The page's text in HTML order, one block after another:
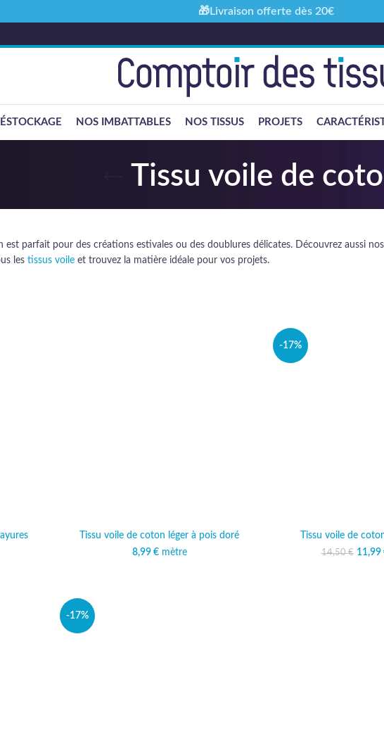
NOS IMBATTABLES NOS TISSUS PROJETS
Tissu voile de
est parfait pour des créations estivales ou des doublures délicates. Découvrez aussi
les tissus voile et trouvez la matière idéale pour vos projets.
Tissu voile de coton léger à pois doré
8,99 €mètre
-17%
Tissu voile de
14,50€ 11,99
-17%
🎁Livraison offerte dès 20€